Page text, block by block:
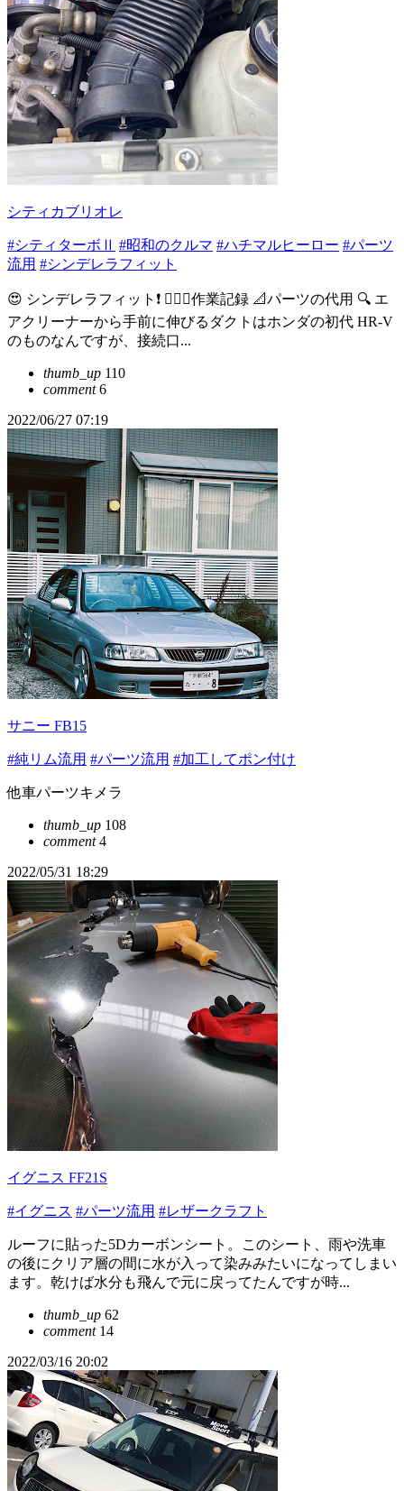
シティカブリオレ
#シティターボⅡ #昭和のクルマ #ハチマルヒーロー #パーツ
流用 #シンデレラフィット
😍 シンデレラフィット❗️ 👷🏻‍♂️作業記録 📐パーツの代用 🔍 エ
アクリーナーから手前に伸びるダクトはホンダの初代 HR-V
のものなんですが、接続口...
thumb_up 110
comment6
2022/06/27 07:19
サニー FB15
#純リム流用 #パーツ流用 #加工してポン付け
他車パーツキメラ
thumb_up 108
comment4
2022/05/31 18:29
イグニス FF21S
#イグニス #パーツ流用 #レザークラフト
ルーフに貼った5Dカーボンシート。このシート、雨や洗車
の後にクリア層の間に水が入って染みみたいになってしまい
ます。乾けば水分も飛んで元に戻ってたんですが時...
thumb_up 62
comment14
2022/03/16 20:02